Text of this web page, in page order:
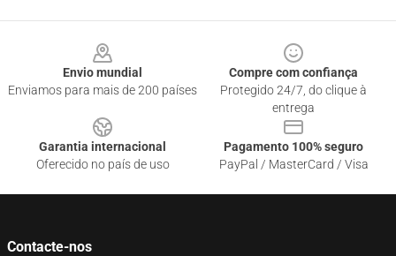
Envio mundial
Enviamos para mais de 200 países
Compre com confiança
Protegido 24/7, do clique à
entrega
Garantia internacional
Oferecido no país de uso
Pagamento 100% seguro
PayPal / MasterCard / Visa
Contacte-nos